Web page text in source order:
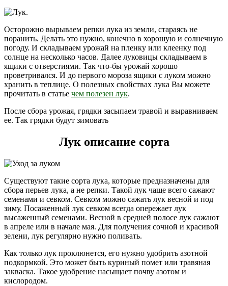
Осторожно вырываем репки лука из земли, стараясь не
поранить. Делать это нужно, конечно в хорошую и солнечную
погоду. И складываем урожай на пленку или клеенку под
солнце на несколько часов. Далее луковицы складываем в
ящики с отверстиями. Так что-бы урожай хорошо
проветривался. И до первого мороза ящики с луком можно
хранить в теплице. О полезных свойствах лука Вы можете
прочитать в статье чем полезен лук.
После сбора урожая, грядки засыпаем травой и выравниваем
ее. Так грядки будут зимовать
Лук описание сорта
Существуют такие сорта лука, которые предназначены для
сбора перьев лука, а не репки. Такой лук чаще всего сажают
семенами и севком. Севком можно сажать лук весной и под
зиму. Посаженный лук севком всегда опережает лук
высаженный семенами. Весной в средней полосе лук сажают
в апреле или в начале мая. Для получения сочной и красивой
зелени, лук регулярно нужно поливать.
Как только лук проклюнется, его нужно удобрить азотной
подкормкой. Это может быть куриный помет или травяная
закваска. Такое удобрение насыщает почву азотом и
кислородом.